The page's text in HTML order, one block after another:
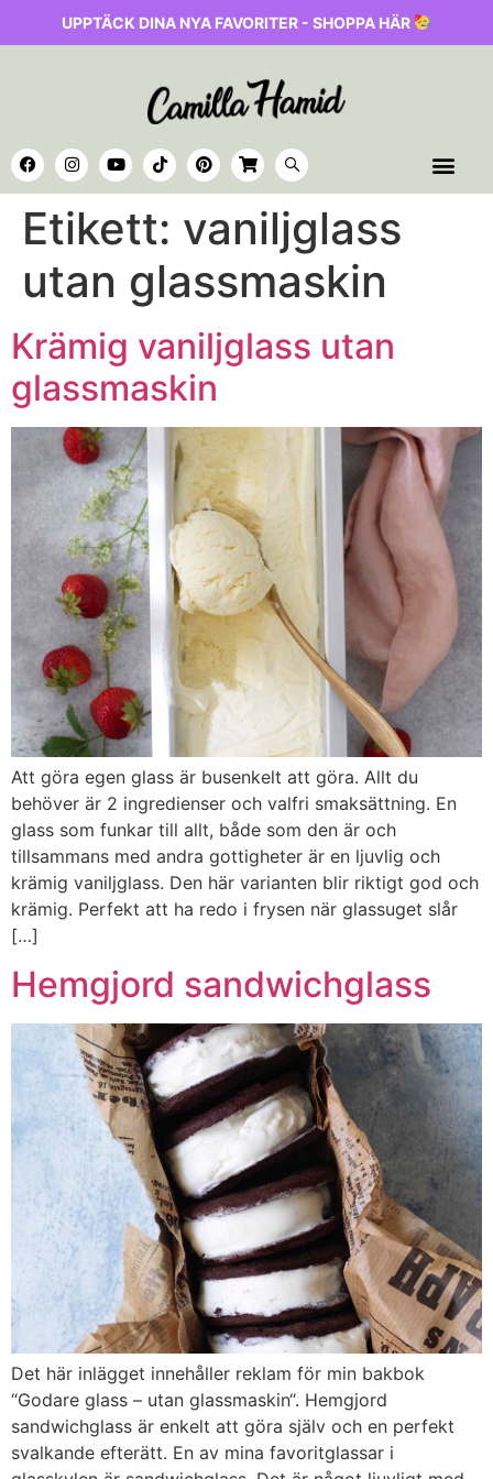
UPPTÄCK DINA NYA FAVORITER - SHOPPA HÄR
Etikett: vaniljglass
utan glassmaskin
Krämig vaniljglass utan
glassmaskin
Att göra egen glass är busenkelt att göra. Allt du
behöver är 2 ingredienser och valfri smaksättning. En
glass som funkar till allt, både som den är och
tillsammans med andra gottigheter är en ljuvlig och
krämig vaniljglass. Den här varianten blir riktigt god och
krämig. Perfekt att ha redo i frysen när glassuget slår
[…]
Hemgjord sandwichglass
Det här inlägget innehåller reklam för min bakbok
“Godare glass – utan glassmaskin“. Hemgjord
sandwichglass är enkelt att göra själv och en perfekt
svalkande efterätt. En av mina favoritglassar i